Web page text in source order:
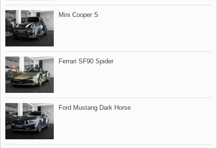
Mini Cooper S
Ferrari SF90 Spider
Ford Mustang Dark Horse